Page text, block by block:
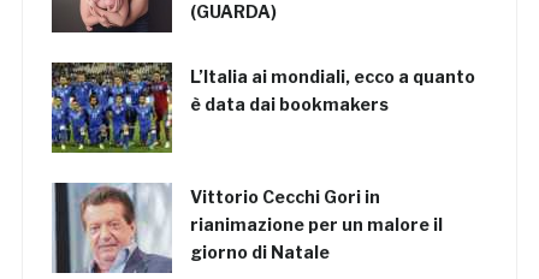
(GUARDA)
L’Italia ai mondiali, ecco a quanto
è data dai bookmakers
Vittorio Cecchi Gori in
rianimazione per un malore il
giorno di Natale